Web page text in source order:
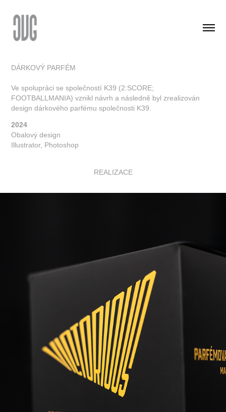
DÁRKOVÝ PARFÉM
Ve spolupráci se společností K39 (2:SCORE;
FOOTBALLMANIA) vznikl návrh a následně byl zrealizován
design dárkového parfému společnosti K39.
2024
Obalový design
Illustrator, Photoshop
REALIZACE